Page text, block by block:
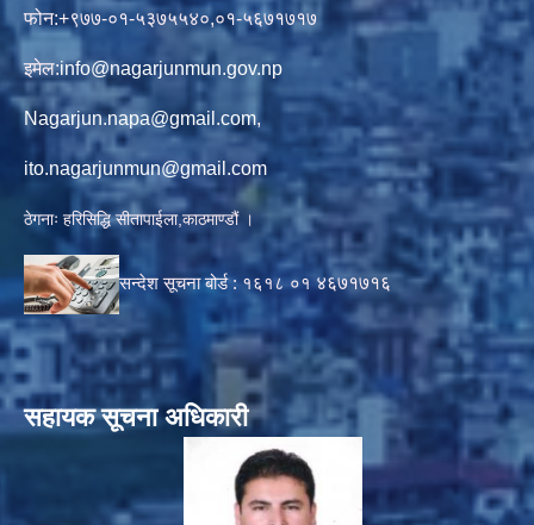
फोन:+९७७-०१-५३७५५४०,०१-५६७१७१७
इमेल:info@nagarjunmun.gov.np
Nagarjun.napa@gmail.com,
ito.nagarjunmun@gmail.com
ठेगनाः हरिसिद्धि सीतापाईला,काठमाण्डौं ।
सन्देश सूचना बोर्ड : १६१८ ०१४६७१७१६
सहायक सूचना अधिकारी